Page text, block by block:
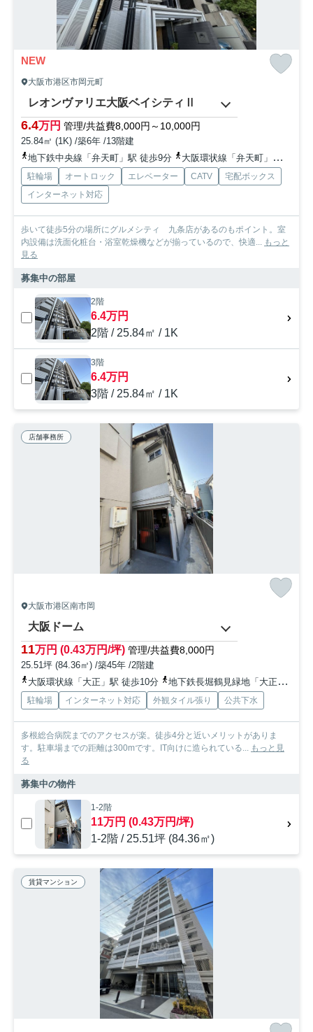
NEW
大阪市港区市岡元町
レオンヴァリエ大阪ベイシティⅡ
6.4万円 管理/共益費8,000円～10,000円
25.84㎡ (1K) /築6年 /13階建
地下鉄中央線「弁天町」駅 徒歩9分
大阪環状線「弁天町」駅 徒歩9分
駐輪場 オートロック エレベーター CATV
宅配ボックス
インターネット対応
歩いて徒歩5分の場所にグルメシティ 九条店があるのもポイント。室
内設備は洗面化粧台・浴室乾燥機などが揃っているので、快適... もっと
見る
募集中の部屋
2階
6.4万円
2階 / 25.84㎡ / 1K
3階
6.4万円
3階 / 25.84㎡ / 1K
店舗事務所
大阪市港区南市岡
大阪ドーム
11万円 (0.43万円/坪) 管理/共益費8,000円
25.51坪 (84.36㎡) /築45年 /2階建
大阪環状線「大正」駅 徒歩10分
地下鉄長堀鶴見緑地「大正」駅 徒歩10分
駐輪場 インターネット対応 外観タイル張り 公共下水
多根総合病院までのアクセスが楽。徒歩4分と近いメリットがありま
す。駐車場までの距離は300mです。IT向けに造られている... もっと見
る
募集中の物件
1-2階
11万円 (0.43万円/坪)
1-2階 / 25.51坪 (84.36㎡)
賃貸マンション